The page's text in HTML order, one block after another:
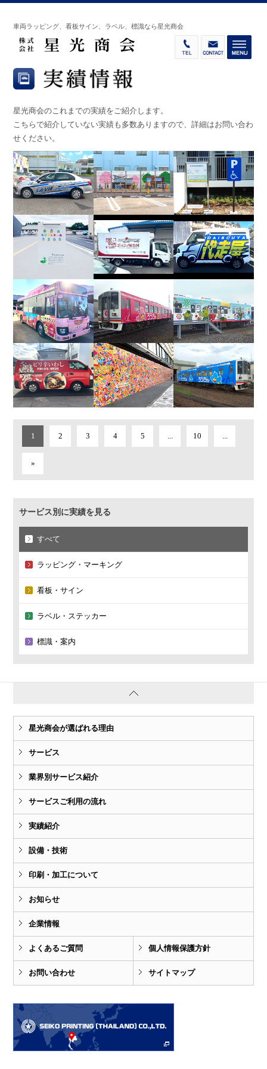
車両ラッピング、看板サイン、ラベル、標識なら星光商会
星光商会のこれまでの実績をご紹介します。
こちらで紹介していない実績も多数ありますので、詳細はお問い合わ
せください。
1 2 3 4 5 10
»
サービス別に実績を見る
すべて
ラッピング・マーキング
看板・サイン
ラベル・ステッカー
標識・案内
星光商会が選ばれる理由
サービス
業界別サービス紹介
サービスご利用の流れ
実績紹介
設備・技術
印刷・加工について
お知らせ
企業情報
よくあるご質問 個人情報保護方針
お問い合わせ サイトマップ